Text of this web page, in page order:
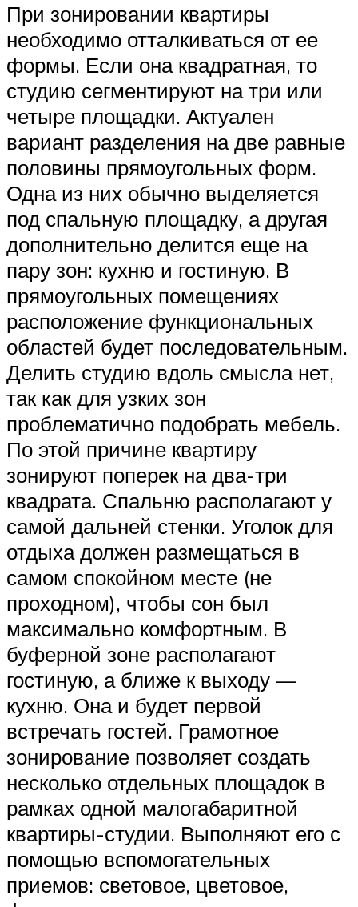
При зонировании квартиры
необходимо отталкиваться от ее
формы. Если она квадратная, то
студию сегментируют на три или
четыре площадки. Актуален
вариант разделения на две равные
половины прямоугольных форм.
Одна из них обычно выделяется
под спальную площадку, а другая
дополнительно делится еще на
пару зон: кухню и гостиную. В
прямоугольных помещениях
расположение функциональных
областей будет последовательным.
Делить студию вдоль смысла нет,
так как для узких зон
проблематично подобрать мебель.
По этой причине квартиру
зонируют поперек на два-три
квадрата. Спальню располагают у
самой дальней стенки. Уголок для
отдыха должен размещаться в
самом спокойном месте (не
проходном), чтобы сон был
максимально комфортным. В
буферной зоне располагают
гостиную, а ближе к выходу —
кухню. Она и будет первой
встречать гостей. Грамотное
зонирование позволяет создать
несколько отдельных площадок в
рамках одной малогабаритной
квартиры-студии. Выполняют его с
помощью вспомогательных
приемов: световое, цветовое,